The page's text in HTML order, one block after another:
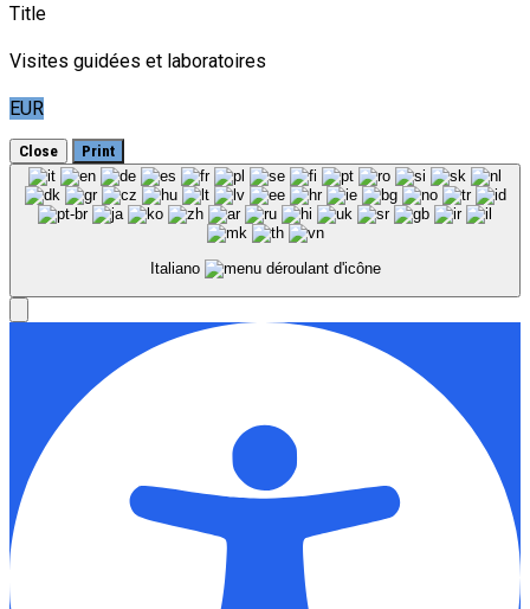
Title
Visites guidées et laboratoires
EUR
Close Print
Italiano